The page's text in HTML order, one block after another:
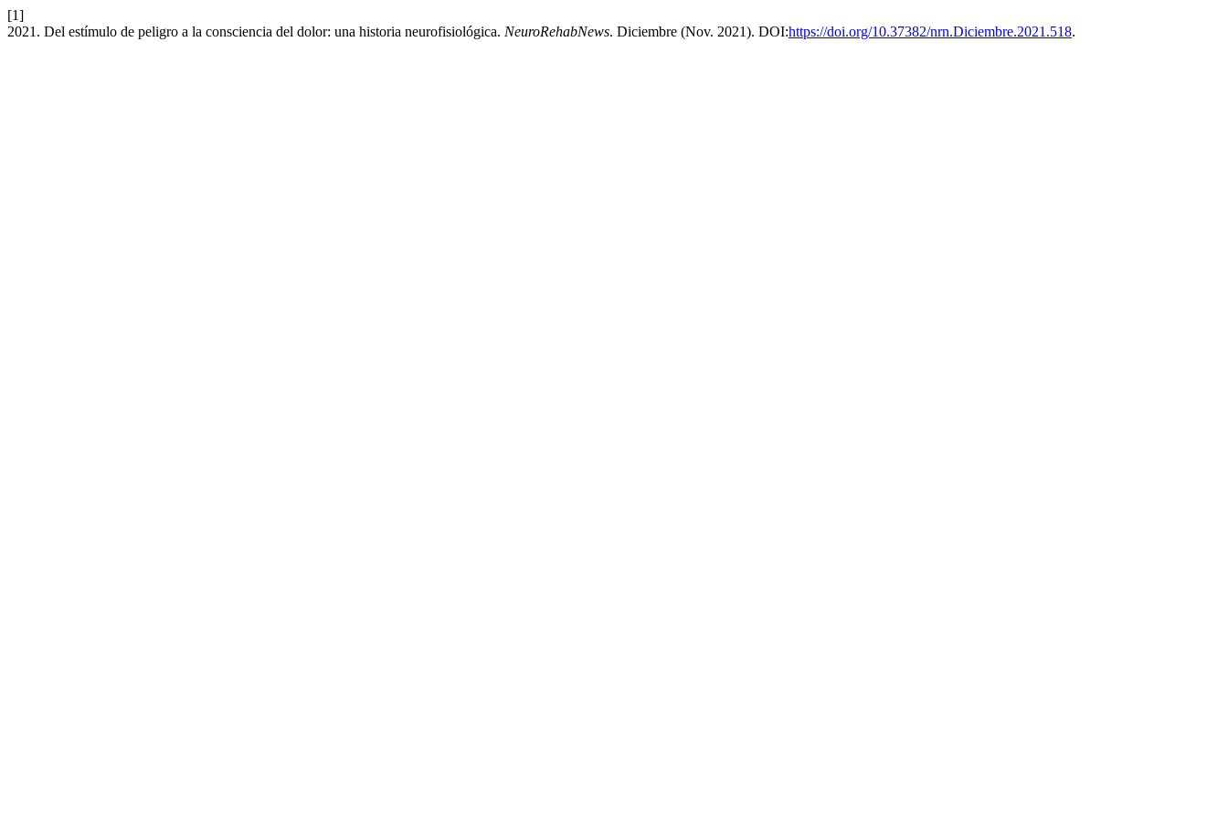
[1]
2021. Del estímulo de peligro a la consciencia del dolor: una historia neurofisiológica. NeuroRehabNews. Diciembre (Nov. 2021). DOI:https://doi.org/10.37382/nrn.Diciembre.2021.518.